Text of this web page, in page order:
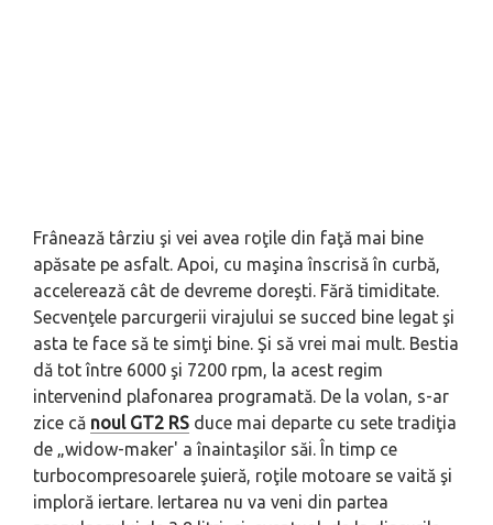
Frânează târziu şi vei avea roţile din faţă mai bine
apăsate pe asfalt. Apoi, cu maşina înscrisă în curbă,
accelerează cât de devreme doreşti. Fără timiditate.
Secvenţele parcurgerii virajului se succed bine legat şi
asta te face să te simţi bine. Şi să vrei mai mult. Bestia
dă tot între 6000 şi 7200 rpm, la acest regim
intervenind plafonarea programată. De la volan, s-ar
zice că noul GT2 RS duce mai departe cu sete tradiţia
de „widow-maker' a înaintaşilor săi. În timp ce
turbocompresoarele şuieră, roţile motoare se vaită şi
imploră iertare. Iertarea nu va veni din partea